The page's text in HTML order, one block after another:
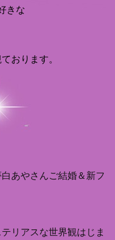
きな
おります。
あやさんご結婚＆新フ
リアスな世界観はじま